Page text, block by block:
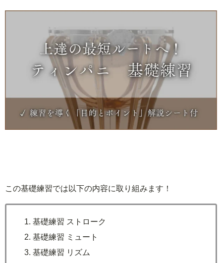
この基礎練習では以下の内容に取り組みます！
基礎練習 ストローク
基礎練習 ミュート
基礎練習 リズム